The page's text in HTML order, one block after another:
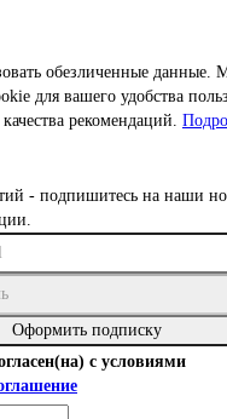
обезличенные данные.
для вашего удобства
рекомендаций.
- подпишитесь на наши
Оформить подписку
с условиями